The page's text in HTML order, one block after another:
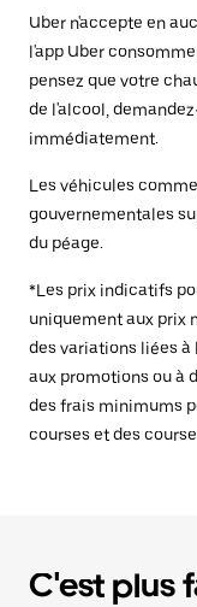
Uber n'accepte en
l'app Uber
pensez que votre
de l'alcool,
immédiatement.
Les véhicules
gouvernementales
du péage.
*Les prix indicatifs
uniquement aux prix
des variations liées à
aux promotions ou à
des frais minimums
courses et des
C'est plus